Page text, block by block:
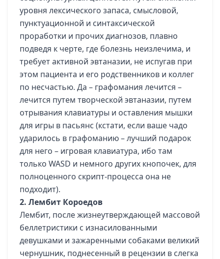
уровня лексического запаса, смысловой,
пунктуационной и синтаксической
проработки и прочих диагнозов, плавно
подведя к черте, где болезнь неизлечима, и
требует активной эвтаназии, не испугав при
этом пациента и его родственников и коллег
по несчастью. Да – графомания лечится –
лечится путем творческой эвтаназии, путем
отрывания клавиатуры и оставления мышки
для игры в пасьянс (кстати, если ваше чадо
ударилось в графоманию – лучший подарок
для него – игровая клавиатура, ибо там
только WASD и немного других кнопочек, для
полноценного скрипт-процесса она не
подходит).
2. Лембит Короедов
Лембит, после жизнеутверждающей массовой
беллетристики с изнасилованными
девушками и зажаренными собаками великий
чернушник, поднесенный в рецензии в слегка